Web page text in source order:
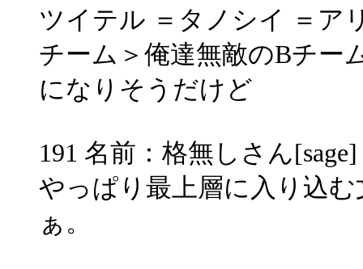
ツイテル ＝タノシイ ＝ア
チーム＞俺達無敵のBチー
になりそうだけど
191 名前：格無しさん
やっぱり最上層に入り込
ぁ。